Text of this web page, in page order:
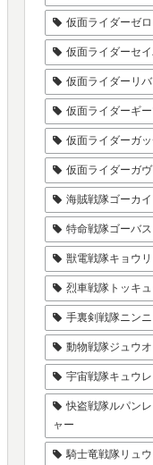
仮面ライダーゼ
仮面ライダーセ
仮面ライダーリ
仮面ライダーギ
仮面ライダーガ
仮面ライダーガヴ
海賊戦隊ゴーカ
特命戦隊ゴーバ
獣電戦隊キョウ
烈車戦隊トッキ
手裏剣戦隊ニン
動物戦隊ジュウ
宇宙戦隊キュウ
快盗戦隊ルパン
ャー
騎士竜戦隊リュ